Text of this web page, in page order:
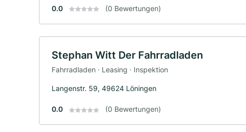
0.0 (0 Bewertungen)
Stephan Witt Der Fahrradladen
Fahrradladen · Leasing · Inspektion
Langenstr. 59, 49624 Löningen
0.0 (0 Bewertungen)